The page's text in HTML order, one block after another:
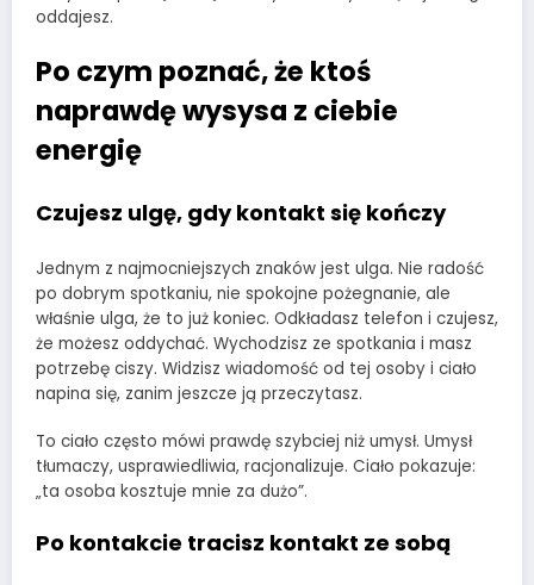
oddajesz.
Po czym poznać, że ktoś
naprawdę wysysa z ciebie
energię
Czujesz ulgę, gdy kontakt się kończy
Jednym z najmocniejszych znaków jest ulga. Nie radość
po dobrym spotkaniu, nie spokojne pożegnanie, ale
właśnie ulga, że to już koniec. Odkładasz telefon i czujesz,
że możesz oddychać. Wychodzisz ze spotkania i masz
potrzebę ciszy. Widzisz wiadomość od tej osoby i ciało
napina się, zanim jeszcze ją przeczytasz.
To ciało często mówi prawdę szybciej niż umysł. Umysł
tłumaczy, usprawiedliwia, racjonalizuje. Ciało pokazuje:
„ta osoba kosztuje mnie za dużo”.
Po kontakcie tracisz kontakt ze sobą